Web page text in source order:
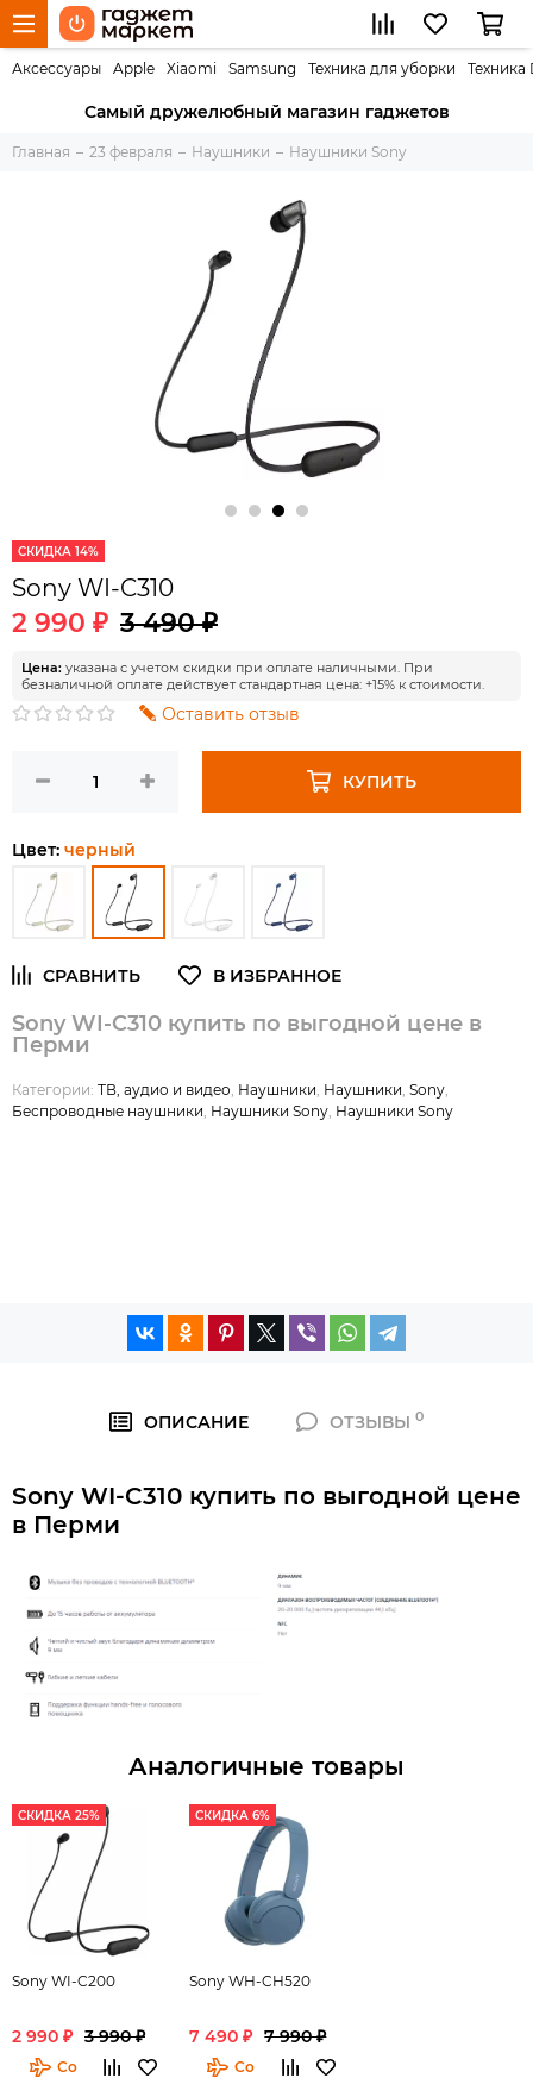
Аксессуары Apple Xiaomi Samsung Техника для уборки Техника
Самый дружелюбный магазин гаджетов
Главная 23 февраля Наушники Наушники Sony
СКИДКА 14%
Sony WI-C310
2 990 ₽ 3 490 ₽
Цена: указана с учетом скидки при оплате наличными. При
безналичной оплате действует стандартная цена: +15% к стоимости.
Оставить отзыв
КУПИТЬ
Цвет: черный
Sony WI-C310 купить по выгодной цене в
Перми
Категории: ТВ, аудио и видео Наушники Наушники Sony
Беспроводные наушники Наушники Sony Наушники Sony
ОПИСАНИЕ ОТЗЫВЫ0
Sony WI-C310 купить по выгодной цене
в Перми
Аналогичные товары
СКИДКА 25%
Sony WI-C200
2 990 ₽ 3 990 ₽
Со
СКИДКА 6%
Sony WH-CH520
7 490 ₽ 7 990 ₽
Со